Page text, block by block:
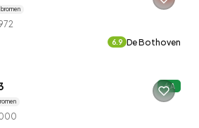
bronnen
6.9 De Bothoven
A